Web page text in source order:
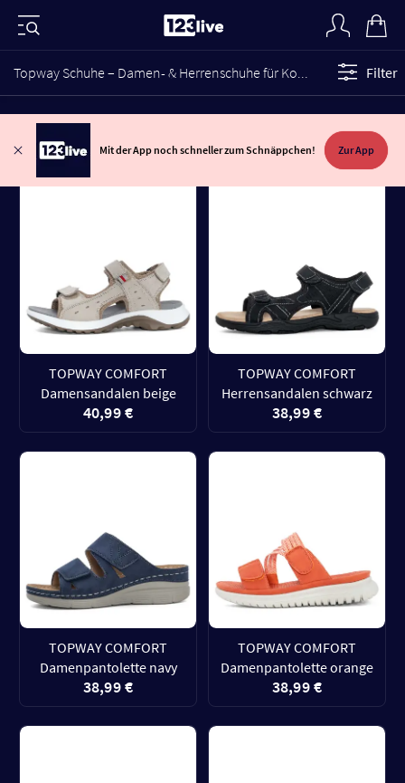
Topway Schuhe – Damen- & Herrenschuhe für Komfort im Alltag Filter
Mit der App noch schneller zum Schnäppchen! Zur App
TOPWAY COMFORT
Damensandalen beige
40,99 €
TOPWAY COMFORT
Herrensandalen schwarz
38,99 €
TOPWAY COMFORT
Damenpantolette navy
38,99 €
TOPWAY COMFORT
Damenpantolette orange
38,99 €